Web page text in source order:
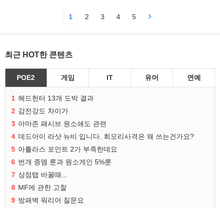
1 2 3 4 5
최근 HOT한 콘텐츠
POE2 게임 IT 유머 연예
1 헤드헌터 13개 도박 결과
2 감전강도 차이가
3 아마존 패시브 원소쇄도 관련
4 데드아이 라샷 뉴비 입니다. 회오리사격은 왜 쓰는건가요?
5 아틀라스 포인트 2가 부족한데요
6 번개 증뎀 룬과 원소게인 5%룬
7 상점탭 바꿀때...
8 MF에 관한 고찰
9 방패벽 워리어 질문요